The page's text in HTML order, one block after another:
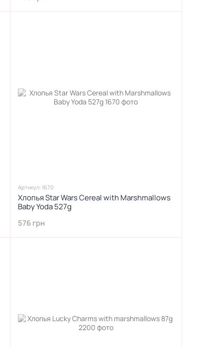
Артикул: 1670
Хлопья Star Wars Cereal with Marshmallows
Baby Yoda 527g
576 грн